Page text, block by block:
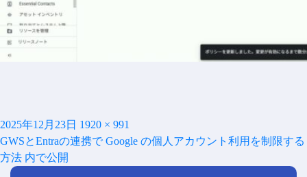
投
稿
日:
2025年12月23日 フ
ル
1920 × 991
投
稿
ナ
GWSとEntraの連携で Google の個人アカウント利用を制限する
方法 内で公開